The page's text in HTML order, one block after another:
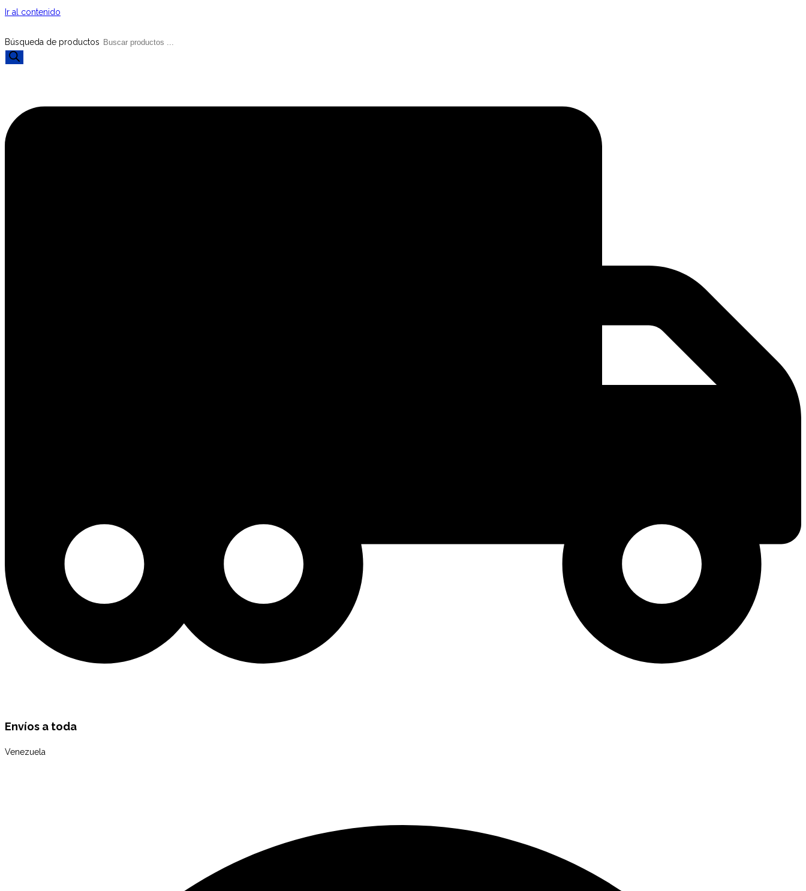
Ir al contenido
Búsqueda de productos
Envíos a toda
Venezuela